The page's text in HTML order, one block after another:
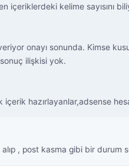
içeriklerdeki kelime sayısını
onayı sonunda. Kimse
ilişkisi yok.
hazırlayanlar,adsense
, post kasma gibi bir durum